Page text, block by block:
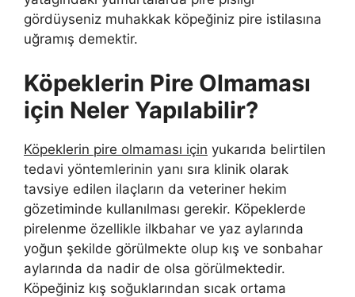
gördüyseniz muhakkak köpeğiniz pire istilasına
uğramış demektir.
Köpeklerin Pire Olmaması
için Neler Yapılabilir?
Köpeklerin pire olmaması için yukarıda belirtilen
tedavi yöntemlerinin yanı sıra klinik olarak
tavsiye edilen ilaçların da veteriner hekim
gözetiminde kullanılması gerekir. Köpeklerde
pirelenme özellikle ilkbahar ve yaz aylarında
yoğun şekilde görülmekte olup kış ve sonbahar
aylarında da nadir de olsa görülmektedir.
Köpeğiniz kış soğuklarından sıcak ortama